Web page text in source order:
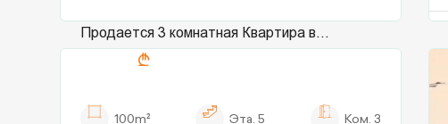
Продается 3 комнатная Квартира в
Сабуртало
100m²
Эта. 5 Ком. 3